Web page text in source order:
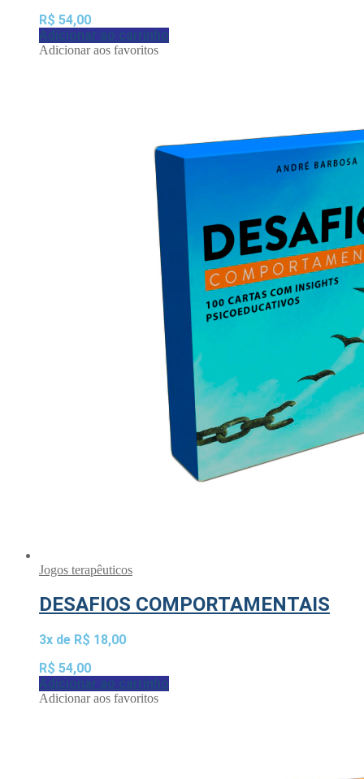
R$ 54,00
Adicionar ao carrinho
Adicionar aos favoritos
Jogos terapêuticos
DESAFIOS COMPORTAMENTAIS
3x de R$ 18,00
R$ 54,00
Adicionar ao carrinho
Adicionar aos favoritos